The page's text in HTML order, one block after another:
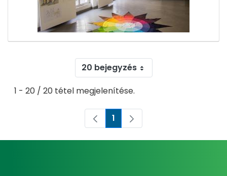
20 bejegyzés
1 - 20 / 20 tétel megjelenítése.
Oldal
1